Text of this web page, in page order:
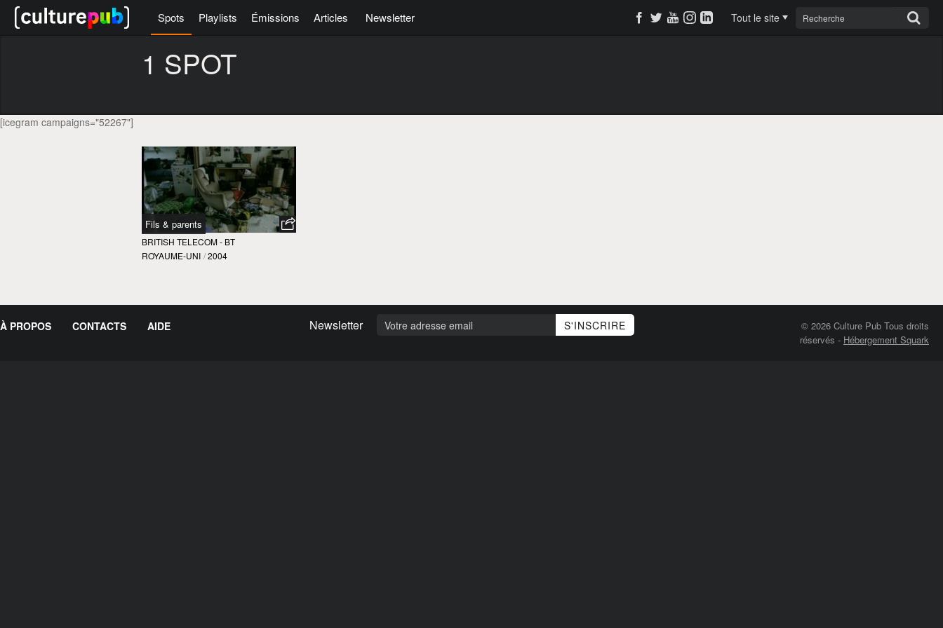
Spots Playlists Émissions Articles Newsletter Tout le site
1 SPOT
[icegram campaigns="52267"]
Fils & parents
BRITISH TELECOM - BT
ROYAUME-UNI / 2004
À PROPOS CONTACTS AIDE Newsletter
© 2026 Culture Pub Tous droits
réservés - Hébergement Squark